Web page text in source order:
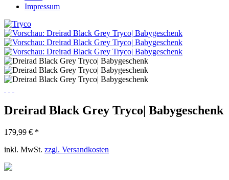
Impressum
Dreirad Black Grey Tryco| Babygeschenk
179,99 € *
inkl. MwSt. zzgl. Versandkosten